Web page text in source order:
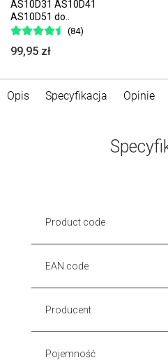
AS10D31 AS10D41
AS10D51 do..
(84)
99,95 zł
Opis Specyfikacja Opinie
Product code
EAN code
Producent
Pojemność